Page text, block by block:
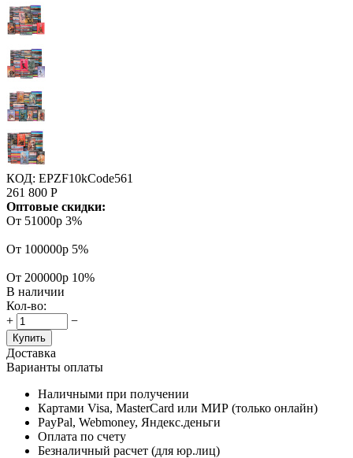
КОД: EPZF10kCode561
261 800 Р
Оптовые скидки:
От 51000р 3%
От 100000р 5%
От 200000р 10%
В наличии
Кол-во:
+
−
Купить
Доставка
Варианты оплаты
Наличными при получении
Картами Visa, MasterCard или МИР (только онлайн)
PayPal, Webmoney, Яндекс.деньги
Оплата по счету
Безналичный расчет (для юр.лиц)